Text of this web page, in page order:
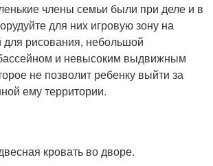
члены семьи были при деле и в
для них игровую зону на
для рисования, небольшой
и невысоким выдвижным
не позволит ребенку выйти за
ему территории.
кровать во дворе.